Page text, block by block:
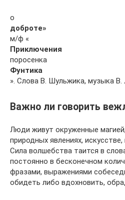
о
доброте»
м/ф «
Приключения
поросенка
Фунтика
». Слова В. Шульжика, музыка В.
Важно ли говорить
Люди живут окруженные
природных явлениях,
Сила волшебства таится в
постоянно в бесконечном
фразами, выражениями
обидеть либо вдохновить,